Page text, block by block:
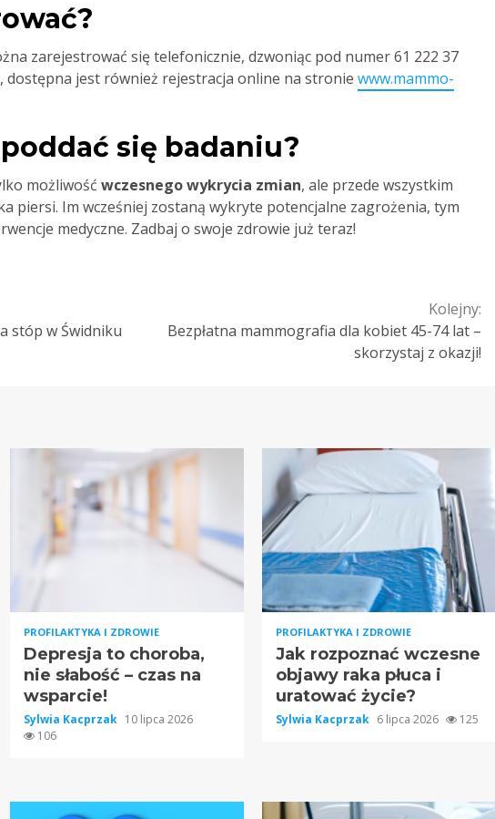
zarejestrować się telefonicznie, dzwoniąc pod numer 61 222 37
dostępna jest również rejestracja online na stronie www.mammo-
się badaniu?
możliwość wczesnego wykrycia zmian, ale przede wszystkim
piersi. Im wcześniej zostaną wykryte potencjalne zagrożenia, tym
medyczne. Zadbaj o swoje zdrowie już teraz!
stóp w Świdniku
Kolejny:
Bezpłatna mammografia dla kobiet 45-74 lat –
skorzystaj z okazji!
PROFILAKTYKA I ZDROWIE
Depresja to choroba,
nie słabość – czas na
wsparcie!
Sylwia Kacprzak 10 lipca 2026
106
PROFILAKTYKA I ZDROWIE
Jak rozpoznać wczesne
objawy raka płuca i
uratować życie?
Sylwia Kacprzak 6 lipca 2026 125